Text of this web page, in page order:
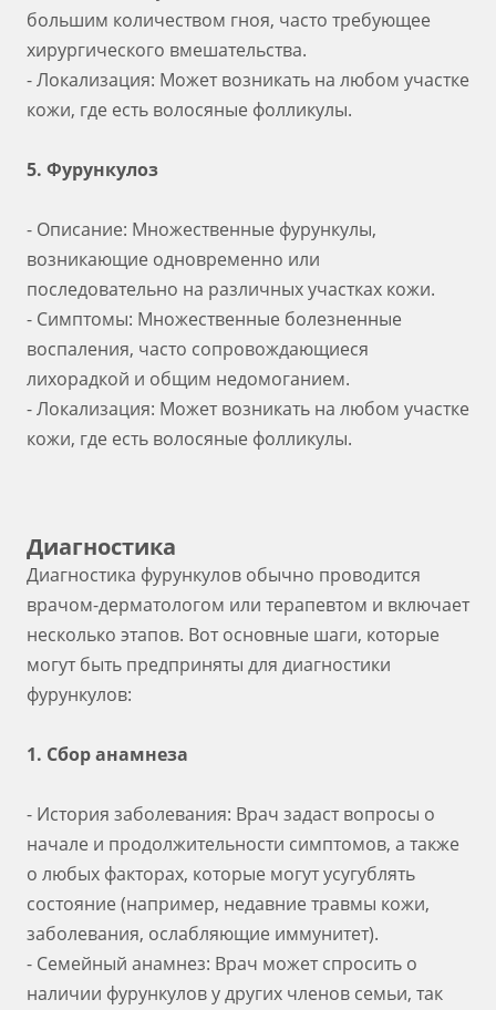
большим количеством гноя, часто требующее
хирургического вмешательства.
- Локализация: Может возникать на любом участке
кожи, где есть волосяные фолликулы.
5. Фурункулоз
- Описание: Множественные фурункулы,
возникающие одновременно или
последовательно на различных участках кожи.
- Симптомы: Множественные болезненные
воспаления, часто сопровождающиеся
лихорадкой и общим недомоганием.
- Локализация: Может возникать на любом участке
кожи, где есть волосяные фолликулы.
Диагностика
Диагностика фурункулов обычно проводится
врачом-дерматологом или терапевтом и включает
несколько этапов. Вот основные шаги, которые
могут быть предприняты для диагностики
фурункулов:
1. Сбор анамнеза
- История заболевания: Врач задаст вопросы о
начале и продолжительности симптомов, а также
о любых факторах, которые могут усугублять
состояние (например, недавние травмы кожи,
заболевания, ослабляющие иммунитет).
- Семейный анамнез: Врач может спросить о
наличии фурункулов у других членов семьи, так